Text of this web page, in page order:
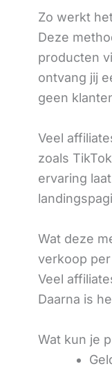
Zo werkt
Deze
producten
ontvang jij
geen
Veel
zoals
ervaring
Wat deze
verkoop
Veel
Daarna is
Wat kun je